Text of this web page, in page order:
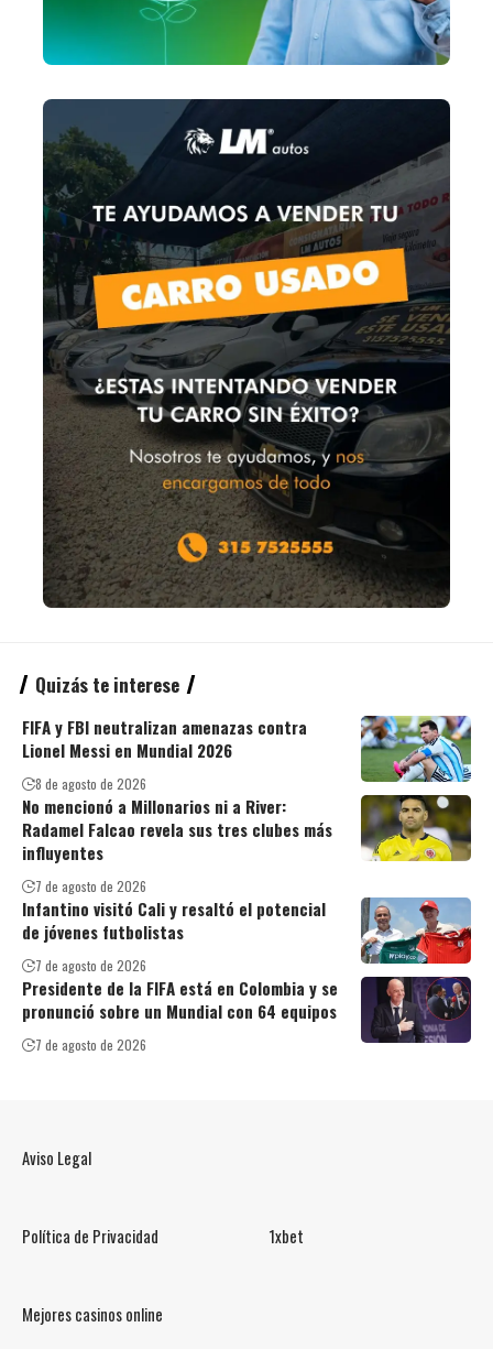
Quizás te interese
FIFA y FBI neutralizan amenazas contra
Lionel Messi en Mundial 2026
8 de agosto de 2026
No mencionó a Millonarios ni a River:
Radamel Falcao revela sus tres clubes más
influyentes
7 de agosto de 2026
Infantino visitó Cali y resaltó el potencial
de jóvenes futbolistas
7 de agosto de 2026
Presidente de la FIFA está en Colombia y se
pronunció sobre un Mundial con 64 equipos
7 de agosto de 2026
Aviso Legal
Política de Privacidad 1xbet
Mejores casinos online